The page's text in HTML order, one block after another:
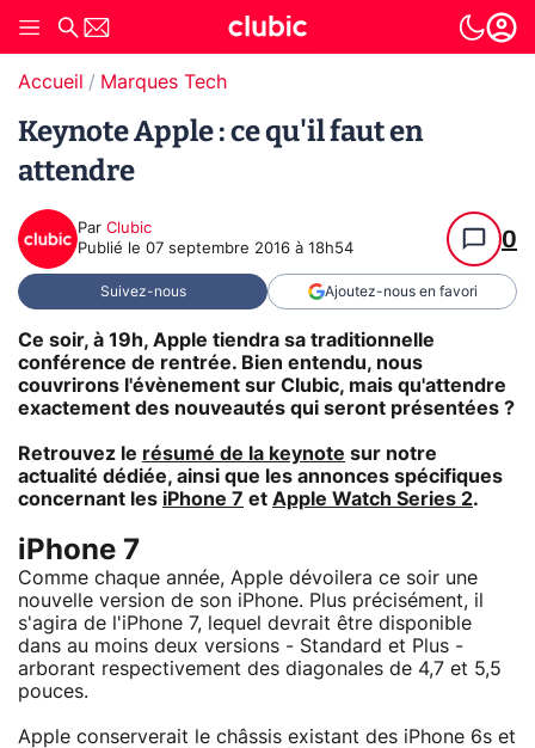
Accueil Marques Tech
Keynote Apple : ce qu'il faut en
attendre
Par Clubic
Publié le 07 septembre 2016 à 18h54 0
Suivez-nous Ajoutez-nous en favori
Ce soir, à 19h, Apple tiendra sa traditionnelle
conférence de rentrée. Bien entendu, nous
couvrirons l'évènement sur Clubic, mais qu'attendre
exactement des nouveautés qui seront présentées ?
Retrouvez le résumé de la keynote sur notre
actualité dédiée, ainsi que les annonces spécifiques
concernant les iPhone 7 et Apple Watch Series 2.
iPhone 7
Comme chaque année, Apple dévoilera ce soir une
nouvelle version de son iPhone. Plus précisément, il
s'agira de l'iPhone 7, lequel devrait être disponible
dans au moins deux versions - Standard et Plus -
arborant respectivement des diagonales de 4,7 et 5,5
pouces.
Apple conserverait le châssis existant des iPhone 6s et